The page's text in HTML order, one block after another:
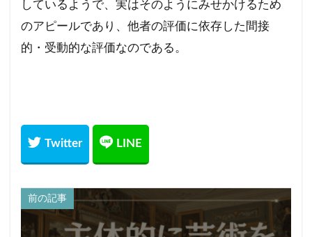
しているようで、実はそのようにみせかけるため
のアピールであり、他者の評価に依存した間接
的・受動的な評価なのである。
前の記事